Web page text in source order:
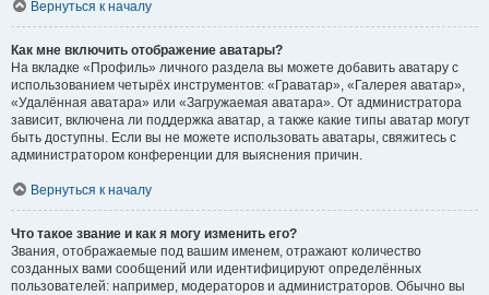
Вернуться к началу
Как мне включить отображение аватары?
На вкладке «Профиль» личного раздела вы можете добавить аватару с
использованием четырёх инструментов: «Граватар», «Галерея аватар»,
«Удалённая аватара» или «Загружаемая аватара». От администратора
зависит, включена ли поддержка аватар, а также какие типы аватар могут
быть доступны. Если вы не можете использовать аватары, свяжитесь с
администратором конференции для выяснения причин.
Вернуться к началу
Что такое звание и как я могу изменить его?
Звания, отображаемые под вашим именем, отражают количество
созданных вами сообщений или идентифицируют определённых
пользователей: например, модераторов и администраторов. Обычно вы